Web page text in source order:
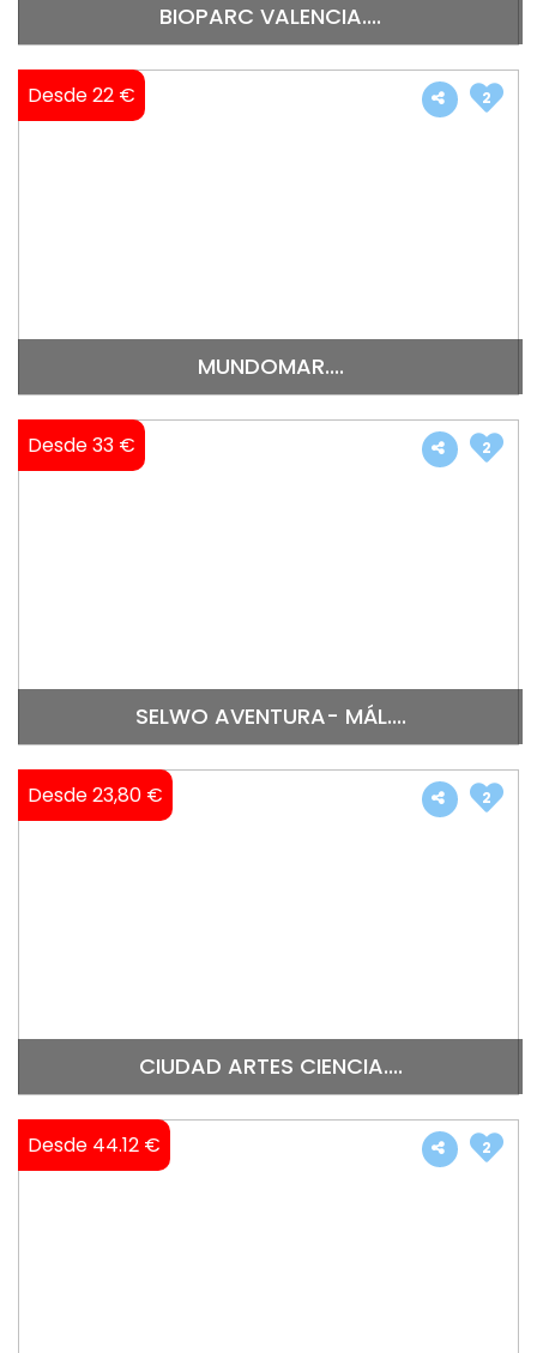
BIOPARC VALENCIA....
Desde 22 €
MUNDOMAR....
2
Desde 33 €
SELWO AVENTURA- MÁL....
2
Desde 23,80 €
CIUDAD ARTES CIENCIA....
2
Desde 44.12 € 2